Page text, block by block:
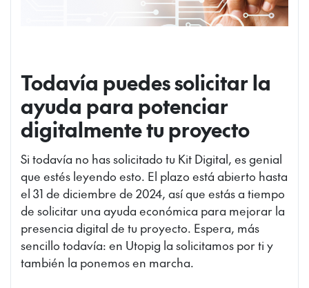
Todavía puedes solicitar la
ayuda para potenciar
digitalmente tu proyecto
Si todavía no has solicitado tu Kit Digital, es genial
que estés leyendo esto. El plazo está abierto hasta
el 31 de diciembre de 2024, así que estás a tiempo
de solicitar una ayuda económica para mejorar la
presencia digital de tu proyecto. Espera, más
sencillo todavía: en Utopig la solicitamos por ti y
también la ponemos en marcha.